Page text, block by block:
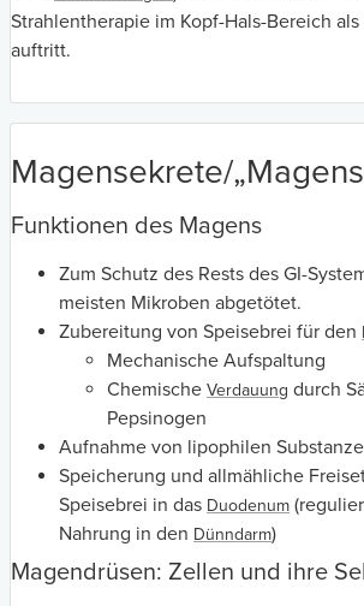
Strahlentherapie im Kopf-Hals-Bereich
auftritt.
Magensekrete/
Funktionen des Magens
Zum Schutz des Rests des GI-
meisten Mikroben abgetötet.
Zubereitung von Speisebrei für den
Mechanische Aufspaltung
Chemische Verdauung durch
Pepsinogen
Aufnahme von lipophilen
Speicherung und allmähliche
Speisebrei in das Duodenum
Nahrung in den Dünndarm)
Magendrüsen: Zellen und ihre